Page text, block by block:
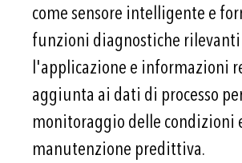
come sensore intelligente e
funzioni diagnostiche
l'applicazione e informazioni
aggiunta ai dati di processo
monitoraggio delle condizioni
manutenzione predittiva.